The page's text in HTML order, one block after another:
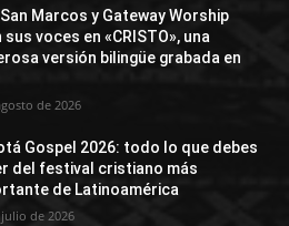
Marcos y Gateway Worship
sus voces en «CRISTO», una
versión bilingüe grabada en
de 2026
Gospel 2026: todo lo que debes
del festival cristiano más
de Latinoamérica
de 2026